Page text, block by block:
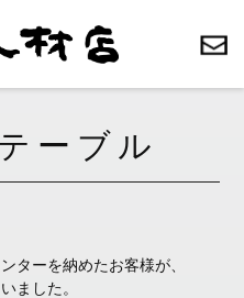
ーブル
ターを納めたお客様が、
ました。